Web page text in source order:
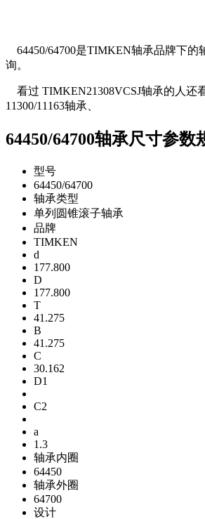
64450/64700是TIMKEN轴承品牌下的
询。
看过 TIMKEN21308VCSJ轴承的人还
11300/11163轴承、
64450/64700轴承尺寸参数
型号
64450/64700
轴承类型
单列圆锥滚子轴承
品牌
TIMKEN
d
177.800
D
177.800
T
41.275
B
41.275
C
30.162
D1
C2
a
1.3
轴承内圈
64450
轴承外圈
64700
设计